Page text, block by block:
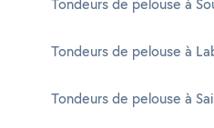
Tondeurs de pelouse à
Tondeurs de pelouse à
Tondeurs de pelouse à